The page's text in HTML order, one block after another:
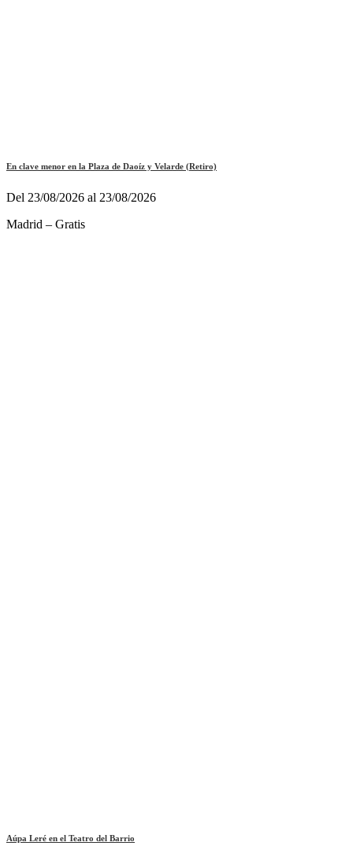
En clave menor en la Plaza de Daoíz y Velarde (Retiro)
Del 23/08/2026 al 23/08/2026
Madrid – Gratis
Aúpa Leré en el Teatro del Barrio